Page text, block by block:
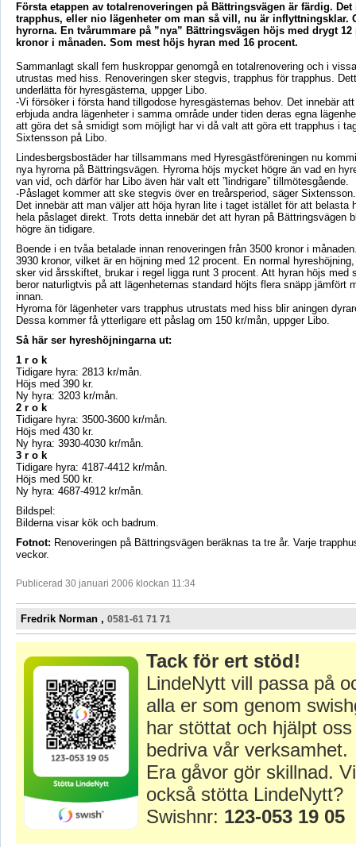
Första etappen av totalrenoveringen på Bättringsvägen är färdig. Det
trapphus, eller nio lägenheter om man så vill, nu är inflyttningsklar.
hyrorna. En tvårummare på ”nya” Bättringsvägen höjs med drygt 12
kronor i månaden. Som mest höjs hyran med 16 procent.
Sammanlagt skall fem huskroppar genomgå en totalrenovering och i
utrustas med hiss. Renoveringen sker stegvis, trapphus för trapphus.
underlätta för hyresgästerna, uppger Libo.
-Vi försöker i första hand tillgodose hyresgästernas behov. Det innebär
erbjuda andra lägenheter i samma område under tiden deras egna
att göra det så smidigt som möjligt har vi då valt att göra ett trapphus i
Sixtensson på Libo.
Lindesbergsbostäder har tillsammans med Hyresgästföreningen nu
nya hyrorna på Bättringsvägen. Hyrorna höjs mycket högre än vad en
van vid, och därför har Libo även här valt ett ”lindrigare” tillmötesgående.
-Påslaget kommer att ske stegvis över en treårsperiod, säger Sixtensson.
Det innebär att man väljer att höja hyran lite i taget istället för att belasta
hela påslaget direkt. Trots detta innebär det att hyran på Bättringsvägen
högre än tidigare.
Boende i en tvåa betalade innan renoveringen från 3500 kronor i
3930 kronor, vilket är en höjning med 12 procent. En normal
sker vid årsskiftet, brukar i regel ligga runt 3 procent. Att hyran höjs med
beror naturligtvis på att lägenheternas standard höjts flera snäpp jämfört
innan.
Hyrorna för lägenheter vars trapphus utrustats med hiss blir aningen
Dessa kommer få ytterligare ett påslag om 150 kr/mån, uppger Libo.
Så här ser hyreshöjningarna ut:
1 r o k
Tidigare hyra: 2813 kr/mån.
Höjs med 390 kr.
Ny hyra: 3203 kr/mån.
2 r o k
Tidigare hyra: 3500-3600 kr/mån.
Höjs med 430 kr.
Ny hyra: 3930-4030 kr/mån.
3 r o k
Tidigare hyra: 4187-4412 kr/mån.
Höjs med 500 kr.
Ny hyra: 4687-4912 kr/mån.
Bildspel:
Bilderna visar kök och badrum.
Fotnot: Renoveringen på Bättringsvägen beräknas ta tre år. Varje
veckor.
Publicerad 30 januari 2006 klockan 11:34
Fredrik Norman , 0581-61 71 71
Tack för ert stöd!
LindeNytt vill passa på
alla er som genom
har stöttat och hjälpt
bedriva vår verksamhet.
Era gåvor gör skillnad.
också stötta LindeNytt?
Swishnr: 123-053 19 05